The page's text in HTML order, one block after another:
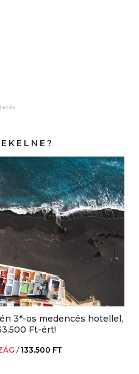
3*-os medencés hotellel,
Ft-ért!
/133.500 FT